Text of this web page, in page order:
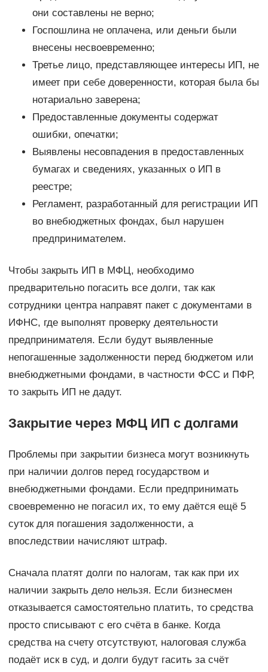
они составлены не верно;
Госпошлина не оплачена, или деньги были
внесены несвоевременно;
Третье лицо, представляющее интересы ИП, не
имеет при себе доверенности, которая была бы
нотариально заверена;
Предоставленные документы содержат
ошибки, опечатки;
Выявлены несовпадения в предоставленных
бумагах и сведениях, указанных о ИП в
реестре;
Регламент, разработанный для регистрации ИП
во внебюджетных фондах, был нарушен
предпринимателем.
Чтобы закрыть ИП в МФЦ, необходимо
предварительно погасить все долги, так как
сотрудники центра направят пакет с документами в
ИФНС, где выполнят проверку деятельности
предпринимателя. Если будут выявленные
непогашенные задолженности перед бюджетом или
внебюджетными фондами, в частности ФСС и ПФР,
то закрыть ИП не дадут.
Закрытие через МФЦ ИП с долгами
Проблемы при закрытии бизнеса могут возникнуть
при наличии долгов перед государством и
внебюджетными фондами. Если предпринимать
своевременно не погасил их, то ему даётся ещё 5
суток для погашения задолженности, а
впоследствии начисляют штраф.
Сначала платят долги по налогам, так как при их
наличии закрыть дело нельзя. Если бизнесмен
отказывается самостоятельно платить, то средства
просто списывают с его счёта в банке. Когда
средства на счету отсутствуют, налоговая служба
подаёт иск в суд, и долги будут гасить за счёт